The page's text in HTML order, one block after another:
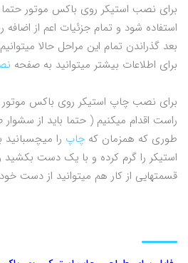
برای نصب استیکر روی باکس موتور
استفاده شود و تمام جزئیات اعم از
بعد گذراندن تمام این مراحل حالا
برای اطلاعات بیشتر میتوانید به صفحه
برای نصب چاپ استیکر روی باکس
راست اقدام میکنیم ( حتما باید از
طوری که همزمان که چاپ را
استیکر را گرم کرده و با یک دست بکشید
قسمتهایی از کار هم میتوانید از دست